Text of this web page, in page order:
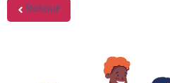
Retour